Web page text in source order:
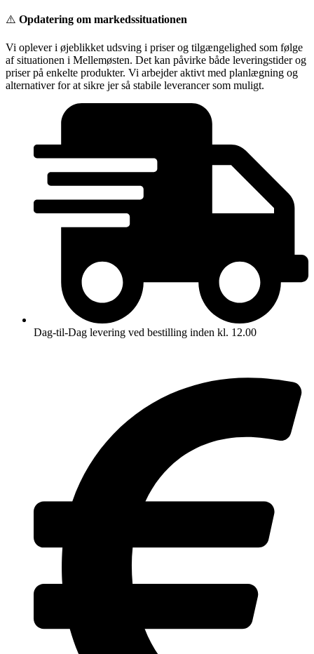
Videre
indhold
⚠️ Opdatering om markedssituationen
Vi oplever i øjeblikket udsving i priser og tilgængelighed som følge
af situationen i Mellemøsten. Det kan påvirke både leveringstider og
priser på enkelte produkter. Vi arbejder aktivt med planlægning og
alternativer for at sikre jer så stabile leverancer som muligt.
Dag-til-Dag levering ved bestilling inden kl. 12.00